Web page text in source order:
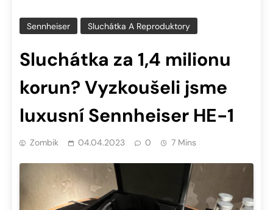
Sennheiser Sluchátka A Reproduktory
Sluchátka za 1,4 milionu
korun? Vyzkoušeli jsme
luxusní Sennheiser HE-1
Zombik 04.04.2023 0 7 Mins